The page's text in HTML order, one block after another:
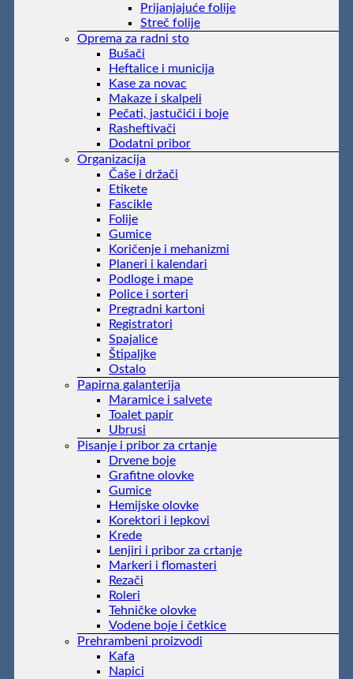
Prijanjajuće folije
Streč folije
Oprema za radni sto
Bušači
Heftalice i municija
Kase za novac
Makaze i skalpeli
Pečati, jastučići i boje
Rasheftivači
Dodatni pribor
Organizacija
Čaše i držači
Etikete
Fascikle
Folije
Gumice
Koričenje i mehanizmi
Planeri i kalendari
Podloge i mape
Police i sorteri
Pregradni kartoni
Registratori
Spajalice
Štipaljke
Ostalo
Papirna galanterija
Maramice i salvete
Toalet papir
Ubrusi
Pisanje i pribor za crtanje
Drvene boje
Grafitne olovke
Gumice
Hemijske olovke
Korektori i lepkovi
Krede
Lenjiri i pribor za crtanje
Markeri i flomasteri
Rezači
Roleri
Tehničke olovke
Vodene boje i četkice
Prehrambeni proizvodi
Kafa
Napici